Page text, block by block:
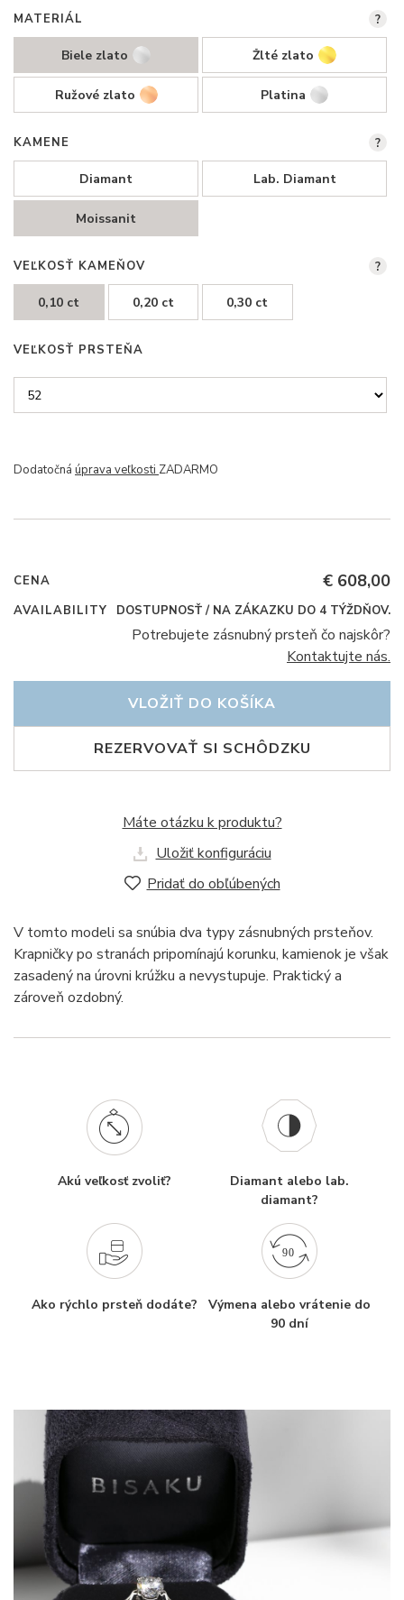
MATERIÁL
Biele zlato Žlté zlato
Ružové zlato Platina
?
KAMENE
Diamant Lab. Diamant
Moissanit
?
VEĽKOSŤ KAMEŇOV
0,10 ct 0,20 ct 0,30 ct
?
VEĽKOSŤ PRSTEŇA
Dodatočná úprava veľkosti ZADARMO
CENA € 608,00
AVAILABILITY DOSTUPNOSŤ / NA ZÁKAZKU DO 4 TÝŽDŇOV.
Potrebujete zásnubný prsteň čo najskôr?
Kontaktujte nás.
REZERVOVAŤ SI SCHÔDZKU
VLOŽIŤ DO KOŠÍKA
Máte otázku k produktu?
Uložiť konfiguráciu
Pridať do obľúbených
V tomto modeli sa snúbia dva typy zásnubných prsteňov.
Krapničky po stranách pripomínajú korunku, kamienok je však
zasadený na úrovni krúžku a nevystupuje. Praktický a
zároveň ozdobný.
Akú veľkosť zvoliť?
Diamant alebo lab.
diamant?
Ako rýchlo prsteň dodáte?
Výmena alebo vrátenie do
90 dní